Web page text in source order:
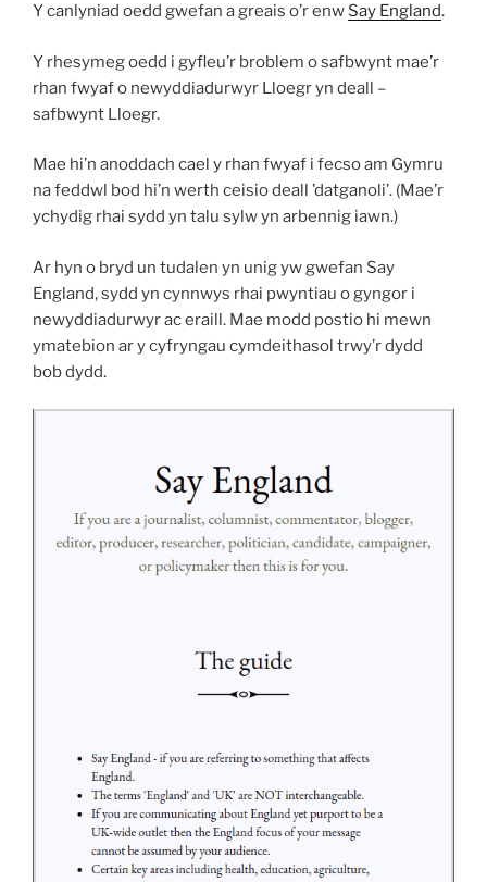
Y canlyniad oedd gwefan a greais o’r enw Say England.
Y rhesymeg oedd i gyfleu’r broblem o safbwynt mae’r
rhan fwyaf o newyddiadurwyr Lloegr yn deall –
safbwynt Lloegr.
Mae hi’n anoddach cael y rhan fwyaf i fecso am Gymru
na feddwl bod hi’n werth ceisio deall ’datganoli’. (Mae’r
ychydig rhai sydd yn talu sylw yn arbennig iawn.)
Ar hyn o bryd un tudalen yn unig yw gwefan Say
England, sydd yn cynnwys rhai pwyntiau o gyngor i
newyddiadurwyr ac eraill. Mae modd postio hi mewn
ymatebion ar y cyfryngau cymdeithasol trwy’r dydd
bob dydd.